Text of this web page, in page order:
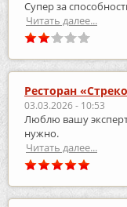
Супер за
Читать далее...
Ресторан
03.03.2026 - 10:53
Люблю вашу
нужно.
Читать далее...